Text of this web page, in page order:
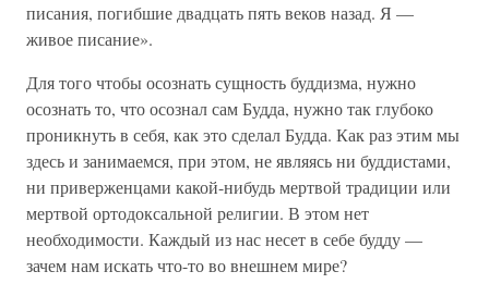
писания, погибшие двадцать пять веков назад. Я —
живое писание».
Для того чтобы осознать сущность буддизма, нужно
осознать то, что осознал сам Будда, нужно так глубоко
проникнуть в себя, как это сделал Будда. Как раз этим мы
здесь и занимаемся, при этом, не являясь ни буддистами,
ни приверженцами какой-нибудь мертвой традиции или
мертвой ортодоксальной религии. В этом нет
необходимости. Каждый из нас несет в себе будду —
зачем нам искать что-то во внешнем мире?